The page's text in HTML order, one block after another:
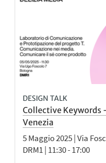
DESIGN TALK
Collective Keywords
Venezia
5 Maggio 2025 | Via
DRM1 | 11:30 - 17:00